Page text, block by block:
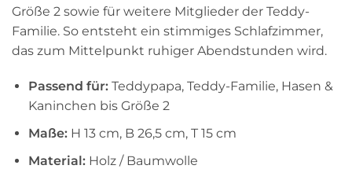
Größe 2 sowie für weitere Mitglieder der Teddy-
Familie. So entsteht ein stimmiges Schlafzimmer,
das zum Mittelpunkt ruhiger Abendstunden wird.
Passend für:Teddypapa, Teddy-Familie, Hasen &
Kaninchen bis Größe 2
Maße:H 13 cm, B 26,5 cm, T 15 cm
Material:Holz / Baumwolle